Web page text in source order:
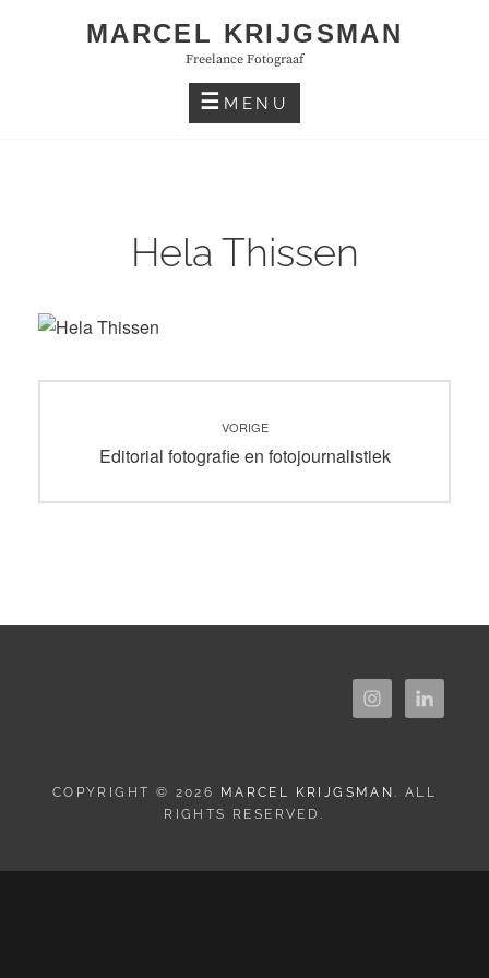
MARCEL KRIJGSMAN
Freelance Fotograaf
MENU
Hela Thissen
navigatie
VORIGE
Vorig
Editorial fotografie en fotojournalistiek
COPYRIGHT © 2026 MARCEL KRIJGSMAN. ALL
RIGHTS RESERVED.